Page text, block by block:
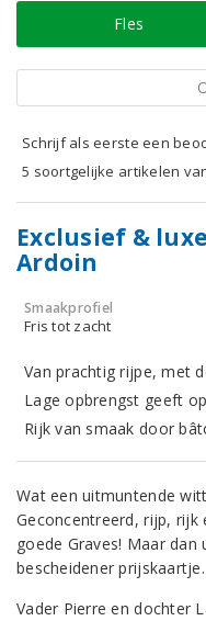
Fles
Schrijf als eerste een
5 soortgelijke artikelen
Exclusief &
Ardoin
Smaakprofiel
Fris tot zacht
Van prachtig rijpe, met
Lage opbrengst geeft
Rijk van smaak door
Wat een uitmuntende
Geconcentreerd, rijp,
goede Graves! Maar
bescheidener prijskaartje.
Vader Pierre en dochter